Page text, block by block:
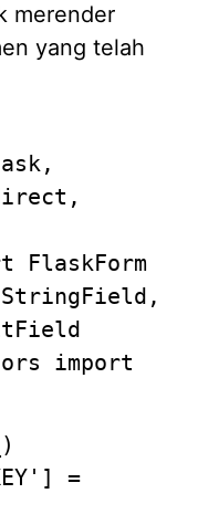
merender
yang telah
FlaskForm
StringField,
import
] =